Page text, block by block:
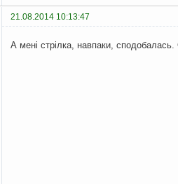
21.08.2014 10:13:47
А мені стрілка, навпаки, сподобалась.